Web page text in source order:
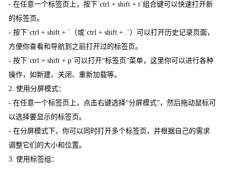
- 在任意一个标签页上，按下`ctrl + shift + t`组合键可以快速打开新
的标签页。
- 按下`ctrl + shift + `（或`ctrl + shift + .`）可以打开历史记录页面，
方便你查看和导航到之前打开过的标签页。
- 按下`ctrl + shift + p`可以打开“标签页”菜单，这里你可以进行各种
操作，如新建、关闭、重新加载等。
2. 使用分屏模式：
- 在任意一个标签页上，点击右键选择“分屏模式”，然后拖动鼠标可
以选择要显示的标签页。
- 在分屏模式下，你可以同时打开多个标签页，并根据自己的需求
调整它们的大小和位置。
3. 使用标签组：